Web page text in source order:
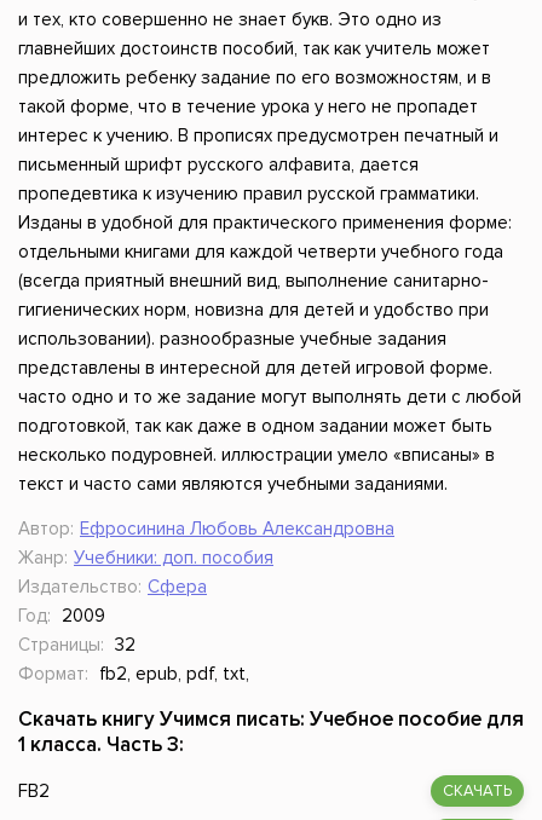
и тех, кто совершенно не знает букв. Это одно из
главнейших достоинств пособий, так как учитель может
предложить ребенку задание по его возможностям, и в
такой форме, что в течение урока у него не пропадет
интерес к учению. В прописях предусмотрен печатный и
письменный шрифт русского алфавита, дается
пропедевтика к изучению правил русской грамматики.
Изданы в удобной для практического применения форме:
отдельными книгами для каждой четверти учебного года
(всегда приятный внешний вид, выполнение санитарно-
гигиенических норм, новизна для детей и удобство при
использовании). разнообразные учебные задания
представлены в интересной для детей игровой форме.
часто одно и то же задание могут выполнять дети с любой
подготовкой, так как даже в одном задании может быть
несколько подуровней. иллюстрации умело «вписаны» в
текст и часто сами являются учебными заданиями.
Автор: Ефросинина Любовь Александровна
Жанр: Учебники: доп. пособия
Издательство: Сфера
Год:
2009
Страницы: 32
Формат:
fb2, epub, pdf, txt,
Скачать книгу Учимся писать: Учебное пособие для
1 класса. Часть 3:
FB2 СКАЧАТЬ